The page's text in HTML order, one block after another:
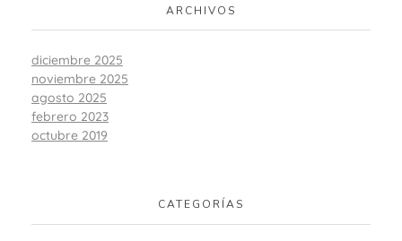
ARCHIVOS
diciembre 2025
noviembre 2025
agosto 2025
febrero 2023
octubre 2019
CATEGORÍAS